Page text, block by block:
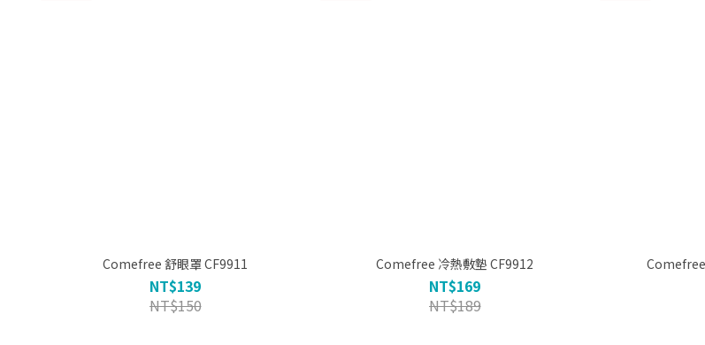
Comefree 舒眼罩 CF9911
NT$139
NT$150
Comefree 冷熱敷墊 CF9912
NT$169
NT$189